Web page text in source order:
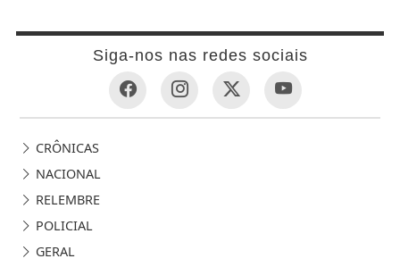
Siga-nos nas redes sociais
CRÔNICAS
NACIONAL
RELEMBRE
POLICIAL
GERAL